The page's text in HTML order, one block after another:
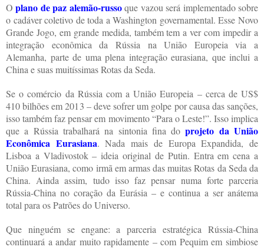
Oplano de paz alemão-russoque vazou será implementado sobre
o cadáver coletivo de toda a Washington governamental. Esse Novo
Grande Jogo, em grande medida, também tem a ver com impedir a
integração econômica da Rússia na União Europeia via a
Alemanha, parte de uma plena integração eurasiana, que inclui a
China e suas muitíssimas Rotas da Seda.
Se o comércio da Rússia com a União Europeia – cerca de US$
410 bilhões em 2013 – deve sofrer um golpe por causa das sanções,
isso também faz pensar em movimento “Para o Leste!”. Isso implica
que a Rússia trabalhará na sintonia fina doprojeto da União
Econômica Eurasiana. Nada mais de Europa Expandida, de
Lisboa a Vladivostok – ideia original de Putin. Entra em cena a
União Eurasiana, como irmã em armas das muitas Rotas da Seda da
China. Ainda assim, tudo isso faz pensar numa forte parceria
Rússia-China no coração da Eurásia – e continua a ser anátema
total para os Patrões do Universo.
Que ninguém se engane: a parceria estratégica Rússia-China
continuará a andar muito rapidamente – com Pequim em simbiose